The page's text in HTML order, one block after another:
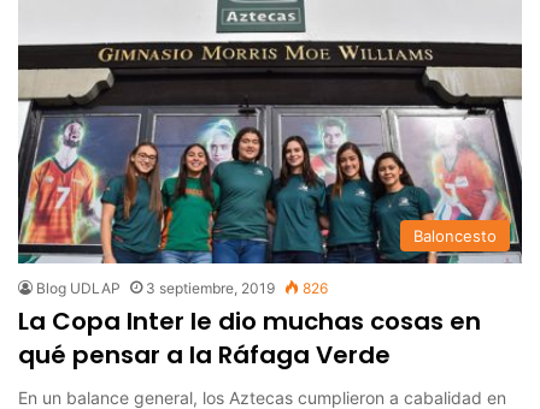
Baloncesto
Blog UDLAP 3 septiembre, 2019 826
La Copa Inter le dio muchas cosas en
qué pensar a la Ráfaga Verde
En un balance general, los Aztecas cumplieron a cabalidad en